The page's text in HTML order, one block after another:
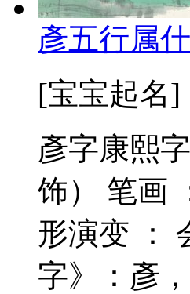
彥五行属
[宝宝起名]
彥字康熙
饰） 笔画
形演变 ：
字》：彥